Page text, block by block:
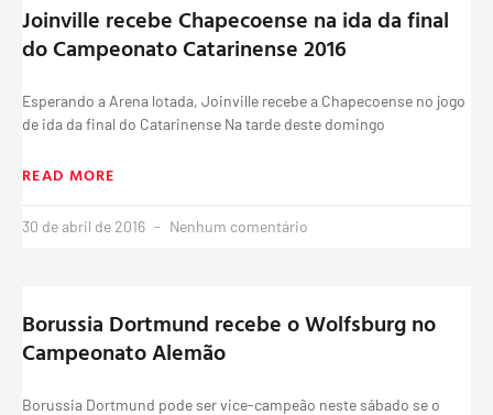
Joinville recebe Chapecoense na ida da final
do Campeonato Catarinense 2016
Esperando a Arena lotada, Joinville recebe a Chapecoense no jogo
de ida da final do Catarinense Na tarde deste domingo
READ MORE
30 de abril de 2016 Nenhum comentário
Borussia Dortmund recebe o Wolfsburg no
Campeonato Alemão
Borussia Dortmund pode ser vice-campeão neste sábado se o